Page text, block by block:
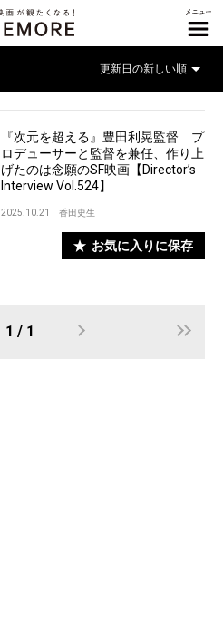
『次元を超える』豊田利晃監督 プ
ロデューサーと監督を兼任、作り上
げたのは念願のSF映画【Director’s
Interview Vol.524】
2025.10.21 香田史生
お気に入りに保存
1 / 1